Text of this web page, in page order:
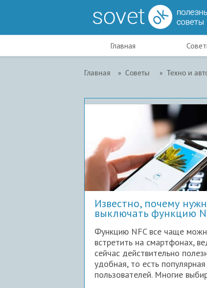
Главная
Главная » Советы » Техно и
Известно, почему
выключать функцию
Функцию NFC все чаще
встретить на смартфонах,
сейчас действительно
удобная, то есть
пользователей. Многие